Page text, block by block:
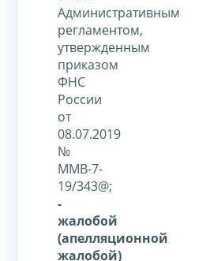
Административным
регламентом,
утвержденным
приказом
ФНС
России
от
08.07.2019
№
ММВ-7-
19/343@;
-
жалобой
(апелляционной
жалобой)